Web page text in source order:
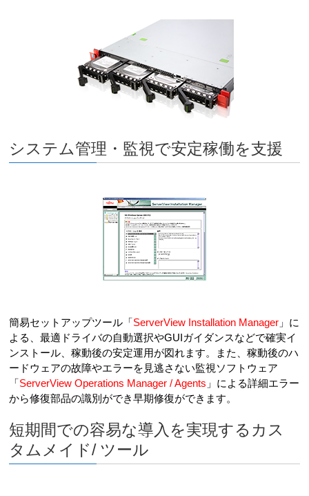
システム管理・監視で安定稼働を支援
簡易セットアップツール「ServerView Installation Manager 」に
よる、最適ドライバの自動選択やGUIガイダンスなどで確実イ
ンストール、稼動後の安定運用が図れます。また、稼動後のハ
ードウェアの故障やエラーを見逃さない監視ソフトウェア
「ServerView Operations Manager / Agents 」による詳細エラー
から修復部品の識別ができ早期修復ができます。
短期間での容易な導入を実現するカス
タムメイド/ ツール